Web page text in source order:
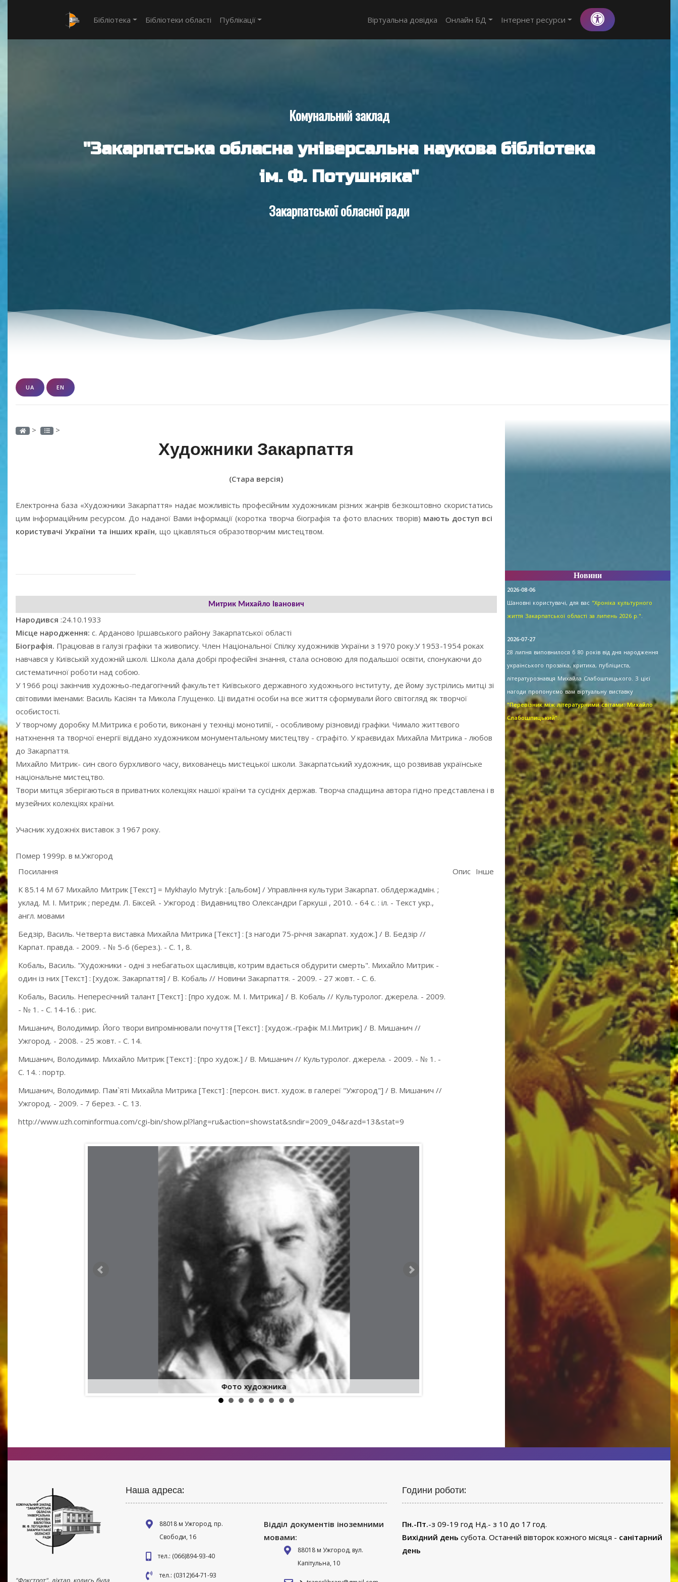
Бібліотека Бібліотеки області Публікації Віртуальна довідка Онлайн БД Інтернет ресурси
Комунальний заклад
"Закарпатська обласна універсальна наукова бібліотека
ім. Ф. Потушняка"
Закарпатської обласної ради
UA EN
> >
Художники Закарпаття
(Стара версія)
Електронна база «Художники Закарпаття» надає можливість професійним художникам різних жанрів безкоштовно скористатись
цим інформаційним ресурсом. До наданої Вами інформації (коротка творча біографія та фото власних творів) мають доступ всі
користувачі України та інших країн, що цікавляться образотворчим мистецтвом.
Митрик Михайло Іванович
Народився :24.10.1933
Місце народження: с. Арданово Іршавського району Закарпатської області
Біографія. Працював в галузі графіки та живопису. Член Національної Спілку художників України з 1970 року.У 1953-1954 роках
навчався у Київській художній школі. Школа дала добрі професійні знання, стала основою для подальшої освіти, спонукаючи до
систематичної роботи над собою.
У 1966 році закінчив художньо-педагогічний факультет Київського державного художнього інституту, де йому зустрілись митці зі
світовими іменами: Василь Касіян та Микола Глущенко. Ці видатні особи на все життя сформували його світогляд як творчої
особистості.
У творчому доробку М.Митрика є роботи, виконані у техніці монотипії, - особливому різновиді графіки. Чимало життєвого
натхнення та творчої енергії віддано художником монументальному мистецтву - сграфіто. У краєвидах Михайла Митрика - любов
до Закарпаття.
Михайло Митрик- син свого бурхливого часу, вихованець мистецької школи. Закарпатський художник, що розвивав українське
національне мистецтво.
Твори митця зберігаються в приватних колекціях нашої країни та сусідніх держав. Творча спадщина автора гідно представлена і в
музейних колекціях країни.
Учасник художніх виставок з 1967 року.
Помер 1999р. в м.Ужгород
Посилання
Опис Інше
К 85.14 М 67 Михайло Митрик [Текст] = Mykhaylo Mytryk : [альбом] / Управління культури Закарпат. облдержадмін. ;
уклад. М. І. Митрик ; передм. Л. Біксей. - Ужгород : Видавництво Олександри Гаркуші , 2010. - 64 с. : іл. - Текст укр.,
англ. мовами
Бедзір, Василь. Четверта виставка Михайла Митрика [Текст] : [з нагоди 75-річчя закарпат. худож.] / В. Бедзір //
Карпат. правда. - 2009. - № 5-6 (берез.). - С. 1, 8.
Кобаль, Василь. "Художники - одні з небагатьох щасливців, котрим вдається обдурити смерть". Михайло Митрик -
один із них [Текст] : [худож. Закарпаття] / В. Кобаль // Новини Закарпаття. - 2009. - 27 жовт. - С. 6.
Кобаль, Василь. Непересічний талант [Текст] : [про худож. М. І. Митрика] / В. Кобаль // Культуролог. джерела. - 2009.
- № 1. - С. 14-16. : рис.
Мишанич, Володимир. Його твори випромінювали почуття [Текст] : [худож.-графік М.І.Митрик] / В. Мишанич //
Ужгород. - 2008. - 25 жовт. - С. 14.
Мишанич, Володимир. Михайло Митрик [Текст] : [про худож.] / В. Мишанич // Культуролог. джерела. - 2009. - № 1. -
С. 14. : портр.
Мишанич, Володимир. Пам`яті Михайла Митрика [Текст] : [персон. вист. худож. в галереї "Ужгород"] / В. Мишанич //
Ужгород. - 2009. - 7 берез. - С. 13.
http://www.uzh.cominformua.com/cgi-bin/show.pl?lang=ru&action=showstat&sndir=2009_04&razd=13&stat=9
Фото художника
1998 р. Полотно, олія, 70x70 см. Знаходиться у
обласного художнього музею імені Й. Бокшая
Новини
2026-08-06
Шановні користувачі, для вас "Хроніка культурного
життя Закарпатської області за липень 2026 р.".
2026-07-27
28 липня виповнилося б 80 років від дня народження
українського прозаїка, критика, публіциста,
літературознавця Михайла Слабошпицького. З цієї
нагоди пропонуємо вам віртуальну виставку
"Перевізник між літературними світами: Михайло
Слабошпицький".
"Фокстрот", ліхтар, колись була
Наша адреса:
88018 м Ужгород, пр.
Свободи, 16
тел.: (066)894-93-40
тел.: (0312)64-71-93
Відділ документів іноземними
мовами:
88018 м Ужгород, вул.
Капітульна, 10
Години роботи:
Пн.-Пт.-з 09-19 год Нд.- з 10 до 17 год.
Вихідний день субота. Останній вівторок кожного місяця - санітарний
день